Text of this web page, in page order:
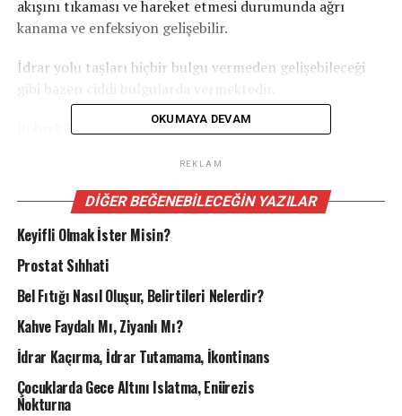
akışını tıkaması ve hareket etmesi durumunda ağrı
kanama ve enfeksiyon gelişebilir.
İdrar yolu taşları hiçbir bulgu vermeden gelişebileceği
Böbrek Taşı Belirtileri;
• En sık görülen yakınma ağrıdır; bu ağrı bazen çok
şiddetli olabileceği gibi bazen rahatsızlık vermeyen
ağrılar seklinde de olabilir. Karakteristik ağrı, kolik diye
adlandırılan ve böğür bölgesinden başlayıp öne doğru
Ağrı taşın hareket etmesine veya üriner sistemin
tıkanmasına bağlı olarak gelişir.
• İdrarda kanama; Bazen gözle görülebilecek kadar
olurken bazen de sadece mikroskobik incelemede
görülür.
OKUMAYA DEVAM
REKLAM
DIĞER BEĞENEBILECEĞIN YAZILAR
Keyifli Olmak İster Misin?
Prostat Sıhhati
Bel Fıtığı Nasıl Oluşur, Belirtileri Nelerdir?
Kahve Faydalı Mı, Ziyanlı Mı?
İdrar Kaçırma, İdrar Tutamama, İkontinans
Çocuklarda Gece Altını Islatma, Enürezis
Nokturna